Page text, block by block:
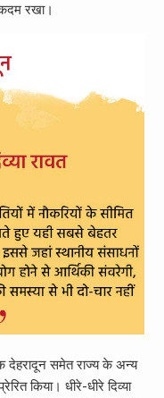
रखा।
देहरादून समेत राज्य के अन्य
किया। धीरे-धीरे दिव्या